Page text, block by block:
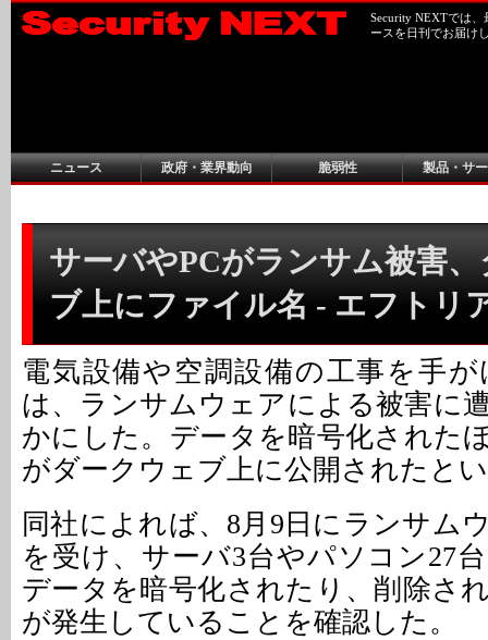
Security NEXTでは
ースを日刊でお届け
ニュース 政府・業界動向 脆弱性 製品・サ
サーバやPCがランサム被害
ブ上にファイル名 - エフトリ
電気設備や空調設備の工事を手
は、ランサムウェアによる被害に
かにした。データを暗号化された
がダークウェブ上に公開されたと
同社によれば、8月9日にランサム
を受け、サーバ3台やパソコン27
データを暗号化されたり、削除さ
が発生していることを確認した。